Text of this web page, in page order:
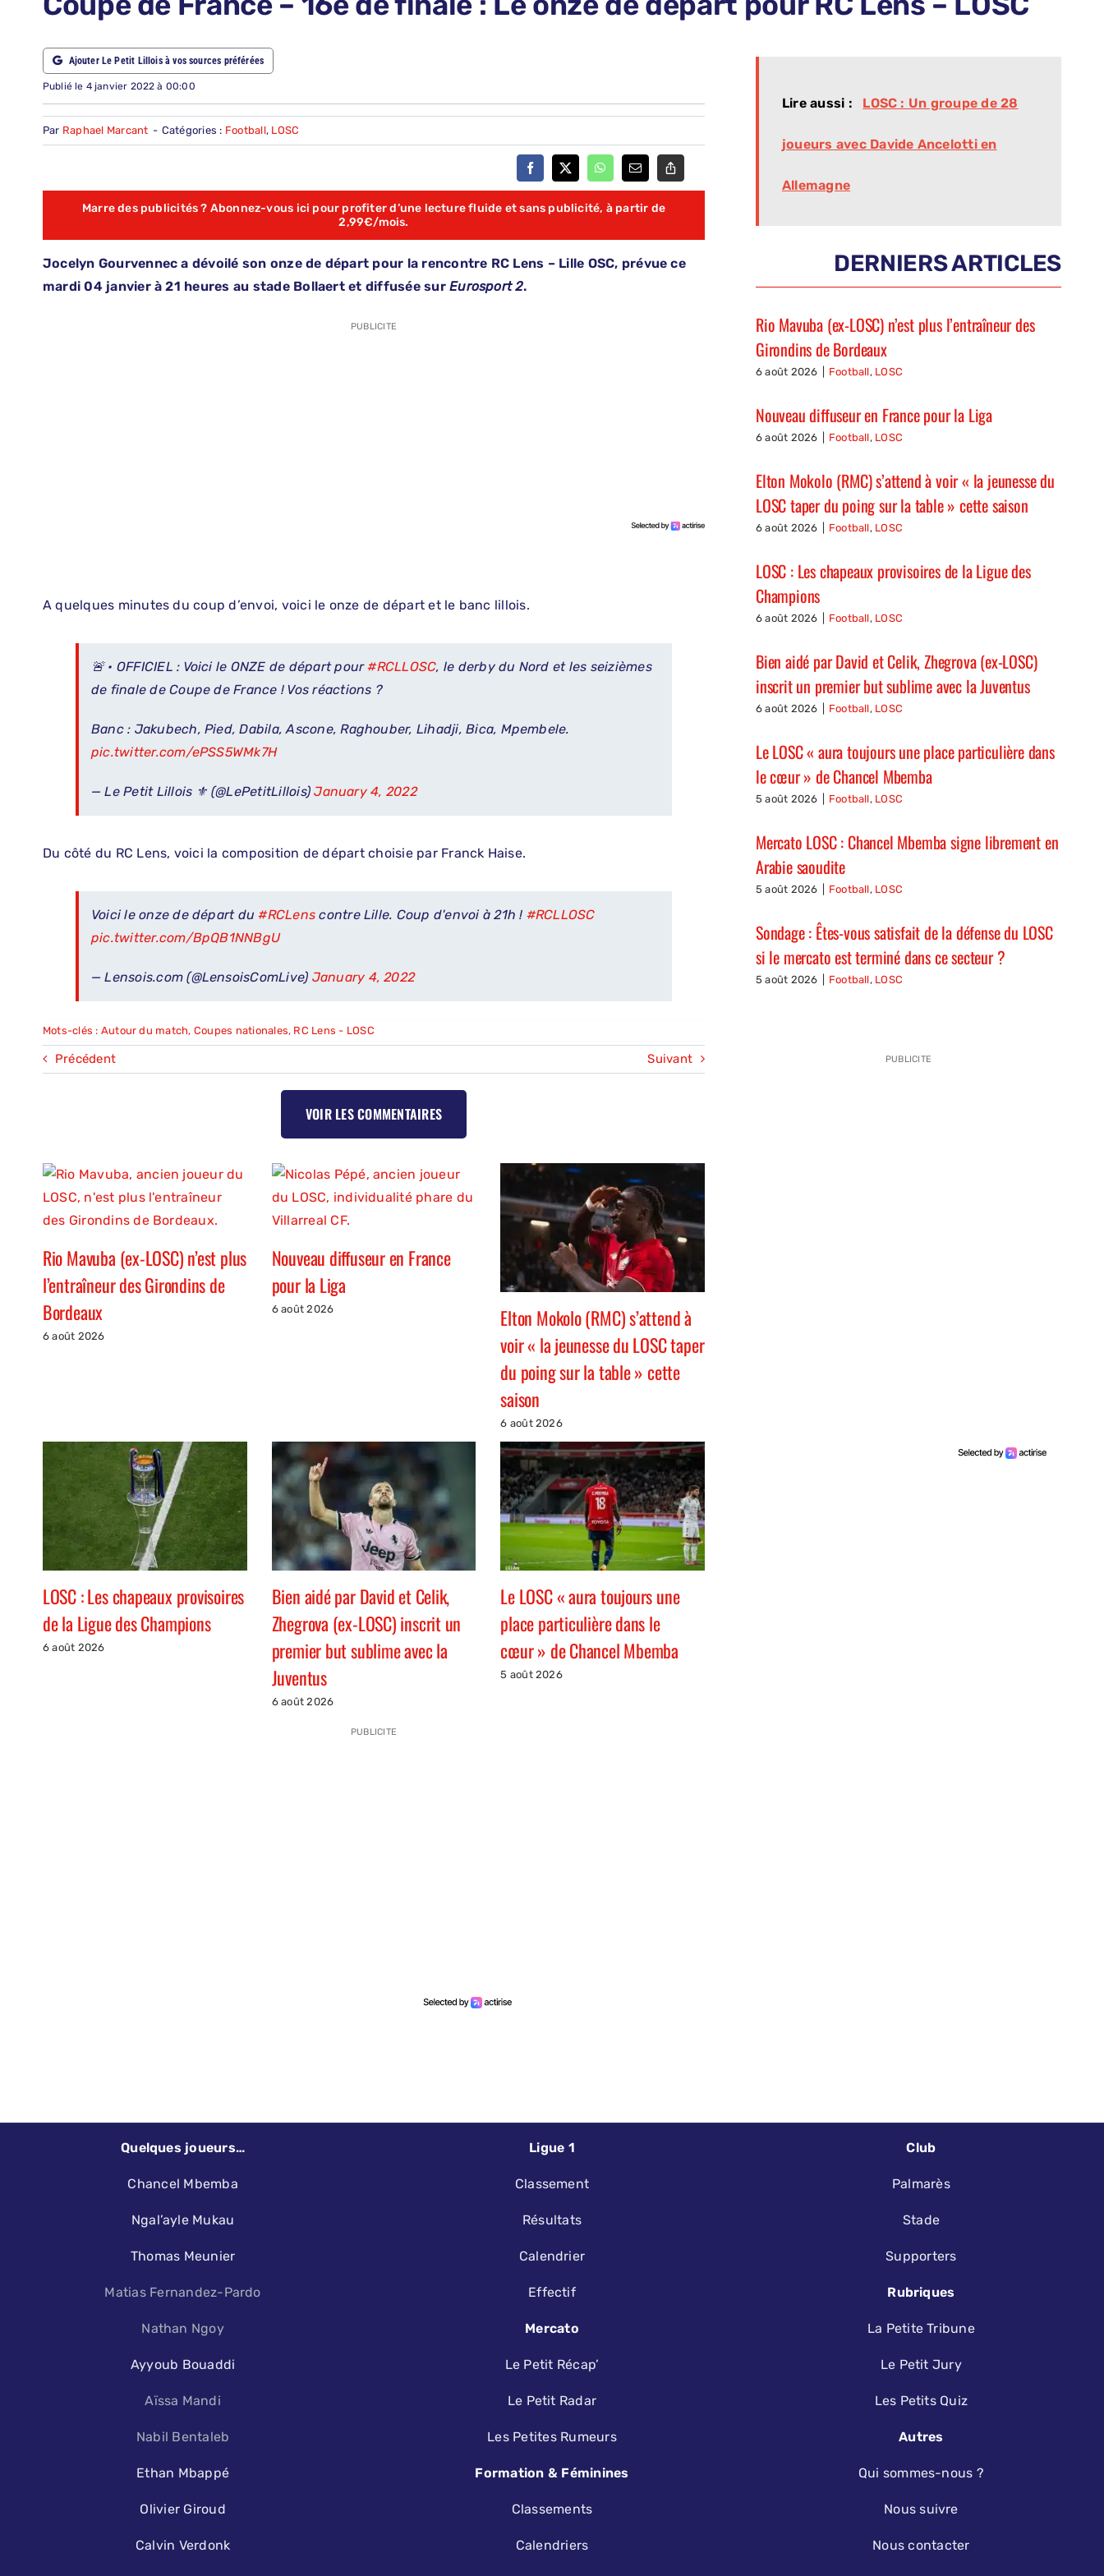
RECHERCHER:Ajouter Le Petit Lillois à vos sources préférées
Publié le 4 janvier 2022 à 00:00
Par Raphael Marcant - Catégories : Football, LOSC
Marre des publicités ? Abonnez-vous ici pour profiter d’une lecture fluide et sans publicité, à partir de
2,99€/mois.
Jocelyn Gourvennec a dévoilé son onze de départ pour la rencontre RC Lens – Lille OSC, prévue ce
mardi 04 janvier à 21 heures au stade Bollaert et diffusée surEurosport 2.
PUBLICITE
A quelques minutes du coup d’envoi, voici le onze de départ et le banc lillois.
🚨 • OFFICIEL : Voici le ONZE de départ pour#RCLLOSC, le derby du Nord et les seizièmes
de finale de Coupe de France ! Vos réactions ?
Banc : Jakubech, Pied, Dabila, Ascone, Raghouber, Lihadji, Bica, Mpembele.
pic.twitter.com/ePSS5WMk7H
— Le Petit Lillois ⚜️ (@LePetitLillois)January 4, 2022
Du côté du RC Lens, voici la composition de départ choisie par Franck Haise.
Voici le onze de départ du#RCLens contre Lille. Coup d'envoi à 21h ! #RCLLOSC
pic.twitter.com/BpQB1NNBgU
— Lensois.com (@LensoisComLive) January 4, 2022
Mots-clés : Autour du match, Coupes nationales, RC Lens - LOSC
Précédent Suivant
VOIR LES COMMENTAIRES
Rio Mavuba (ex-LOSC) n’est plus
l’entraîneur des Girondins de
Bordeaux
6 août 2026
Nouveau diffuseur en France
pour la Liga
6 août 2026
Elton Mokolo (RMC) s’attend à
voir « la jeunesse du LOSC taper
du poing sur la table » cette
saison
6 août 2026
LOSC : Les chapeaux provisoires
de la Ligue des Champions
6 août 2026
Bien aidé par David et Celik,
Zhegrova (ex-LOSC) inscrit un
premier but sublime avec la
Juventus
6 août 2026
Le LOSC « aura toujours une
place particulière dans le
cœur » de Chancel Mbemba
5 août 2026
PUBLICITE
Lire aussi : LOSC : Un groupe de 28
joueurs avec Davide Ancelotti en
Allemagne
DERNIERS ARTICLES
Rio Mavuba (ex-LOSC) n’est plus l’entraîneur des
Girondins de Bordeaux
6 août 2026 Football, LOSC
Nouveau diffuseur en France pour la Liga
6 août 2026 Football, LOSC
Elton Mokolo (RMC) s’attend à voir « la jeunesse du
LOSC taper du poing sur la table » cette saison
6 août 2026 Football, LOSC
LOSC : Les chapeaux provisoires de la Ligue des
Champions
6 août 2026 Football, LOSC
Bien aidé par David et Celik, Zhegrova (ex-LOSC)
inscrit un premier but sublime avec la Juventus
6 août 2026 Football, LOSC
Le LOSC « aura toujours une place particulière dans
le cœur » de Chancel Mbemba
5 août 2026 Football, LOSC
Mercato LOSC : Chancel Mbemba signe librement en
Arabie saoudite
5 août 2026 Football, LOSC
Sondage : Êtes-vous satisfait de la défense du LOSC
si le mercato est terminé dans ce secteur ?
5 août 2026 Football, LOSC
PUBLICITE
Quelques joueurs…
Chancel Mbemba
Ngal’ayle Mukau
Thomas Meunier
Matias Fernandez-Pardo
Nathan Ngoy
Ayyoub Bouaddi
Aïssa Mandi
Nabil Bentaleb
Ethan Mbappé
Olivier Giroud
Calvin Verdonk
Ligue 1
Classement
Résultats
Calendrier
Effectif
Mercato
Le Petit Récap’
Le Petit Radar
Les Petites Rumeurs
Formation & Féminines
Classements
Calendriers
Club
Palmarès
Stade
Supporters
Rubriques
La Petite Tribune
Le Petit Jury
Les Petits Quiz
Autres
Qui sommes-nous ?
Nous suivre
Nous contacter